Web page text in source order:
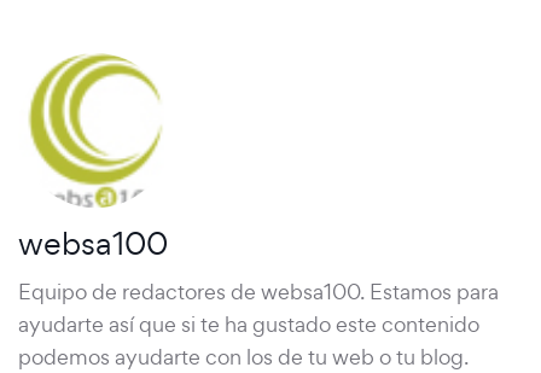
websa100
Equipo de redactores de websa100. Estamos para
ayudarte así que si te ha gustado este contenido
podemos ayudarte con los de tu web o tu blog.